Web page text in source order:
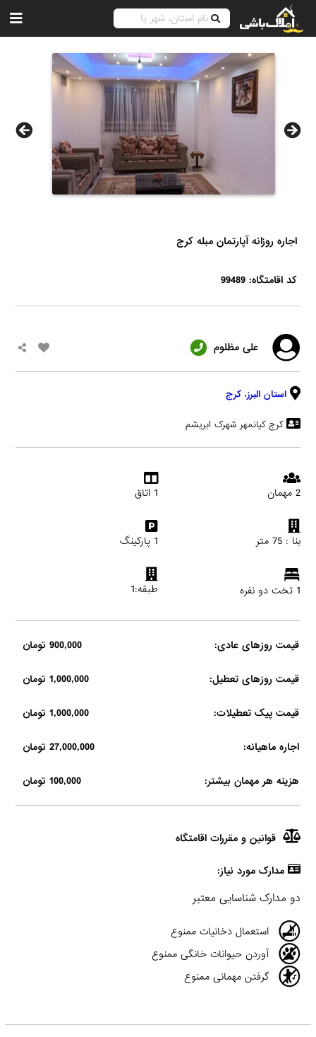
اجاره روزانه آپارتمان مبله کرج
کد اقامتگاه: 99489
علی مظلوم
استان البرز، کرج
کرج کیانمهر شهرک ابریشم
2 مهمان 1 اتاق
بنا : 75 متر 1 پارکینگ
1 تخت دو نفره طبقه:1
قیمت روزهای عادی: 900,000 تومان
قیمت روزهای تعطیل: 1,000,000 تومان
قیمت پیک تعطیلات: 1,000,000 تومان
اجاره ماهیانه: 27,000,000 تومان
هزینه هر مهمان بیشتر: 100,000 تومان
قوانین و مقررات اقامتگاه
مدارک مورد نیاز:
دو مدارک شناسایی معتبر
استعمال دخانیات ممنوع
آوردن حیوانات خانگی ممنوع
گرفتن مهمانی ممنوع